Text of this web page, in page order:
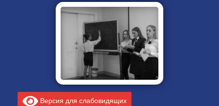
Версия для слабовидящих